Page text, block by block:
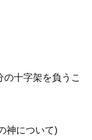
十字架を負うこ
神について)